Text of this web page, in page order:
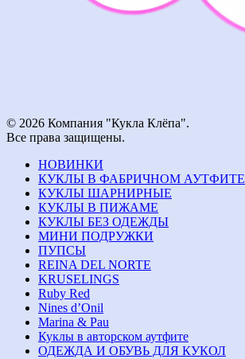
© 2026 Компания "Кукла Клёпа".
Все права защищены.
НОВИНКИ
КУКЛЫ В ФАБРИЧНОМ АУТФИТЕ
КУКЛЫ ШАРНИРНЫЕ
КУКЛЫ В ПИЖАМЕ
КУКЛЫ БЕЗ ОДЕЖДЫ
МИНИ ПОДРУЖКИ
ПУПСЫ
REINA DEL NORTE
KRUSELINGS
Ruby Red
Nines d’Onil
Marina & Pau
Куклы в авторском аутфите
ОДЕЖДА И ОБУВЬ ДЛЯ КУКОЛ